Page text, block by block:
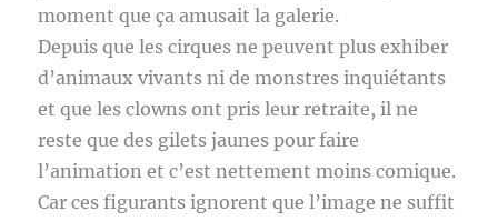
moment que ça amusait la galerie.
Depuis que les cirques ne peuvent plus exhiber
d’animaux vivants ni de monstres inquiétants
et que les clowns ont pris leur retraite, il ne
reste que des gilets jaunes pour faire
l’animation et c’est nettement moins comique.
Car ces figurants ignorent que l’image ne suffit